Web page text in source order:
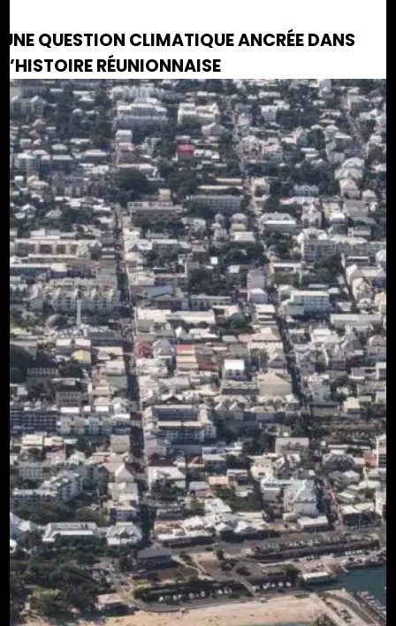
UNE QUESTION CLIMATIQUE ANCRÉE DANS
L’HISTOIRE RÉUNIONNAISE